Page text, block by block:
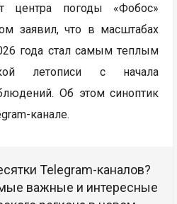
центра погоды «Фобос»
заявил, что в масштабах
года стал самым тeплым
летописи с начала
Об этом синоптик
канале.
Telegram-каналов?
важные и интересные